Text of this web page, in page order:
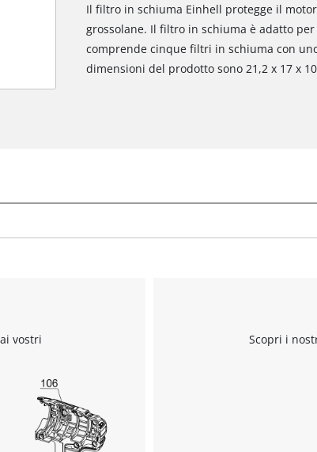
Abbiamo bisogno del vostro consenso
per caricare il servizio Google Maps !
Il filtro in schiuma Einhell protegge il
grossolane. Il filtro in schiuma è adatto
comprende cinque filtri in schiuma con
dimensioni del prodotto sono 21,2 x 17 x
vostri
Scopri i